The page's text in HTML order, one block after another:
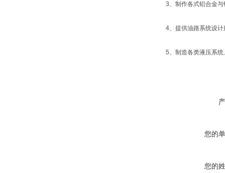
3、制作各式铝合金与
4、提供油路系统设
5、制造各类液压系
您的
您的